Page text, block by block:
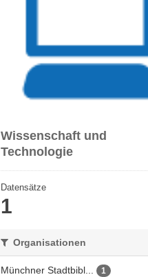
Wissenschaft und
Technologie
Datensätze
1
Organisationen
Münchner Stadtbibl... 1